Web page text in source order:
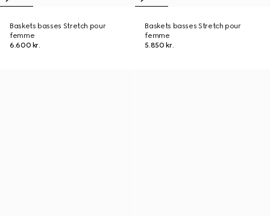
Baskets basses Stretch pour
femme
6.600 kr.
Baskets basses Stretch pour
femme
5.850 kr.